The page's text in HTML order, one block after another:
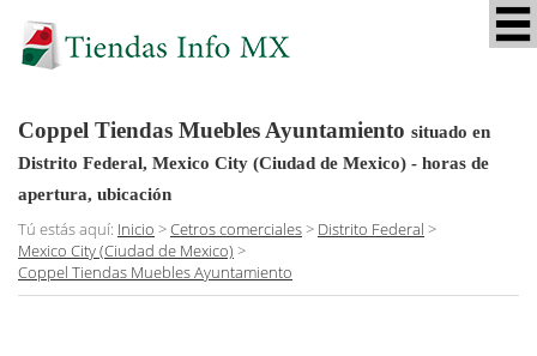
Coppel Tiendas Muebles Ayuntamiento situado en
Distrito Federal, Mexico City (Ciudad de Mexico) - horas de
apertura, ubicación
Tú estás aquí: Inicio >Cetros comerciales> Distrito Federal >
Mexico City (Ciudad de Mexico) >
Coppel Tiendas Muebles Ayuntamiento